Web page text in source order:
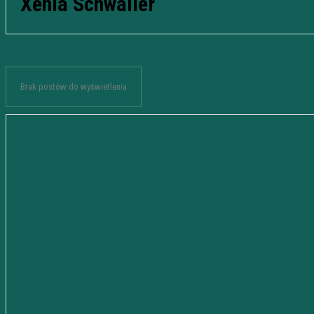
Brak postów do wyświetlenia